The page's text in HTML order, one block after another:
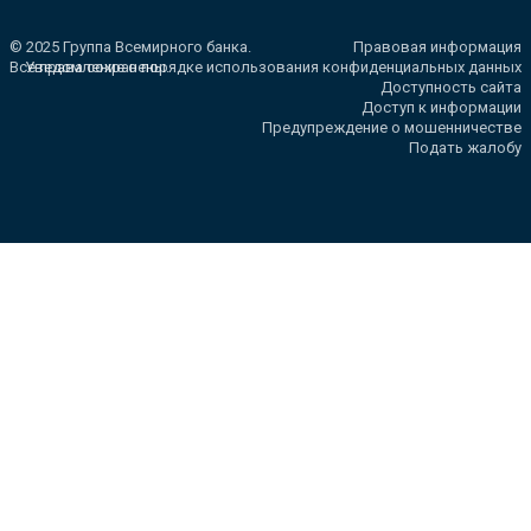
© 2025 Группа Всемирного банка.
Все права сохранены.
Правовая информация
Уведомление о порядке использования конфиденциальных данных
Доступность сайта
Доступ к информации
Предупреждение о мошенничестве
Подать жалобу